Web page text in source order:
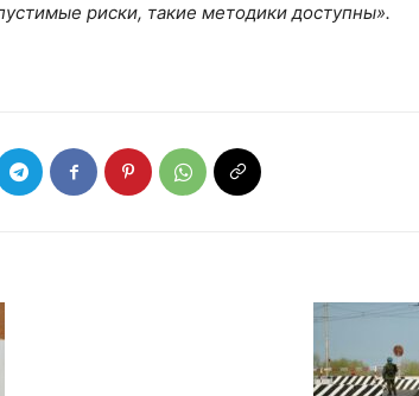
риски, такие методики доступны».